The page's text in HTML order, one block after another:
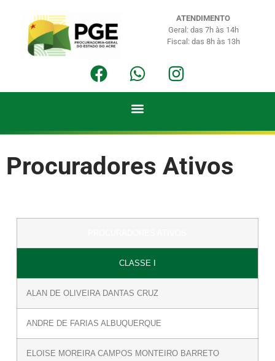
ATENDIMENTO
Geral: das 7h às 14h
Fiscal: das 8h às 13h
Procuradores Ativos
CLASSE I
ALAN DE OLIVEIRA DANTAS CRUZ
ANDRE DE FARIAS ALBUQUERQUE
ELOISE MOREIRA CAMPOS MONTEIRO BARRETO